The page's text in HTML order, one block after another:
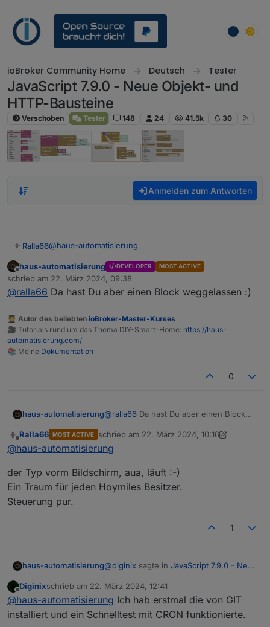
ioBroker Community Home Deutsch Tester
JavaScript 7.9.0 - Neue Objekt- und
HTTP-Bausteine
Verschoben Tester 148 24 41.5k 30
Anmelden zum Antworten
Ralla66@haus-automatisierung
nur string läuft
ohne data= code 1002, mag der Empfänger nicht.
mit data= code 1004
Offline
haus-automatisierung DEVELOPER MOST ACTIVE
schrieb am 22. März 2024, 09:38
zuletzt editiert von
@ralla66 Da hast Du aber einen Block weggelassen :)
🧑‍🎓 Autor des beliebten ioBroker-Master-Kurses
🎥 Tutorials rund um das Thema DIY-Smart-Home: https://haus-
automatisierung.com/
📚 Meine Dokumentation
0
haus-automatisierung@ralla66 Da hast Du aber einen Block
Offline
Ralla66 MOST ACTIVE schrieb am 22. März 2024, 10:16
zuletzt editiert von Ralla66
@haus-automatisierung
der Typ vorm Bildschirm, aua, läuft :-)
Ein Traum für jeden Hoymiles Besitzer.
Steuerung pur.
1
haus-automatisierung@diginix sagte in JavaScript 7.9.0 - Neue
@haus-automatisierung Ist in 7.10.x
auch schon was zu dem CRON
Stop Problem drin?
Ja, hatte bei der Validierung der
Offline
Diginixschrieb am 22. März 2024, 12:41
zuletzt editiert von
@haus-automatisierung Ich hab erstmal die von GIT
installiert und ein Schnelltest mit CRON funktionierte.